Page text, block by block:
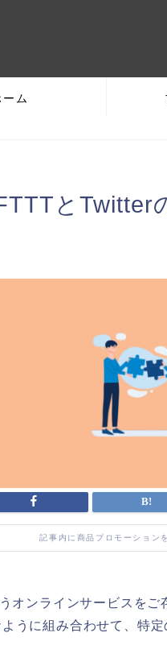
ーム
と
記事内に商品プロモーション
オンラインサービスをご
うに組み合わせて、特